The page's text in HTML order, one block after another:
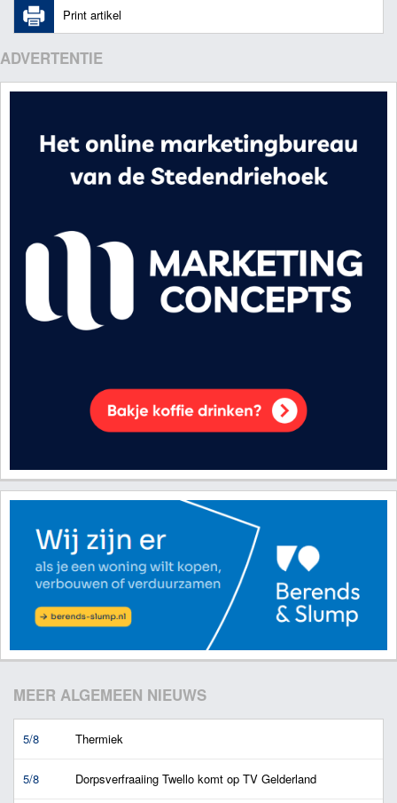
Print artikel
ADVERTENTIE
MEER ALGEMEEN NIEUWS
5/8 Thermiek
5/8 Dorpsverfraaiing Twello komt op TV Gelderland